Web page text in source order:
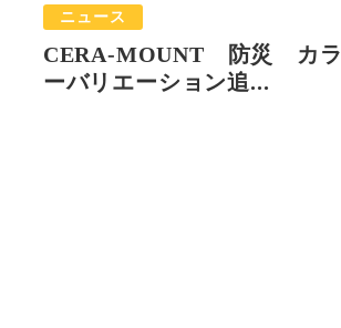
ニュース
CERA-MOUNT 防災 カラ
ーバリエーション追...